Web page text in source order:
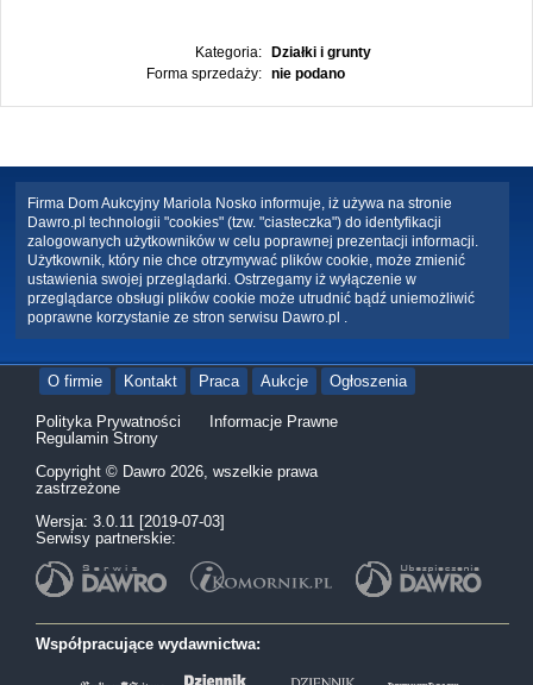
Kategoria:
Działki i grunty
Forma sprzedaży:
nie podano
Firma Dom Aukcyjny Mariola Nosko informuje, iż używa na stronie
Dawro.pl technologii "cookies" (tzw. "ciasteczka") do identyfikacji
zalogowanych użytkowników w celu poprawnej prezentacji informacji.
Użytkownik, który nie chce otrzymywać plików cookie, może zmienić
ustawienia swojej przeglądarki. Ostrzegamy iż wyłączenie w
przeglądarce obsługi plików cookie może utrudnić bądź uniemożliwić
poprawne korzystanie ze stron serwisu Dawro.pl .
O firmie Kontakt Praca Aukcje Ogłoszenia
Polityka Prywatności
Informacje Prawne
Regulamin Strony
Copyright © Dawro 2026, wszelkie prawa
zastrzeżone
Wersja: 3.0.11 [2019-07-03]
Serwisy partnerskie:
Współpracujące wydawnictwa: